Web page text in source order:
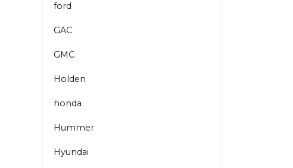
ford
GAC
GMC
Holden
honda
Hummer
Hyundai